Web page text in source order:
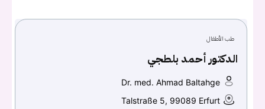
Facebook
Continue withGoogle
طب الأطفال
الدكتور أحمد بلطجي
Dr. med. Ahmad Baltahge
Talstraße 5, 99089 Erfurt